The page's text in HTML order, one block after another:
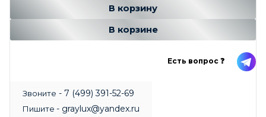
В корзину
В корзине
Есть вопрос ❓
Звоните - 7 (499) 391-52-69
Пишите - graylux@yandex.ru